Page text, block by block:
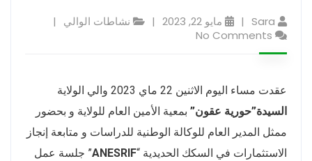
Sara مايو 22, 2023
نشاطات الوالي
No Comments
عقدت مساء اليوم الاثنين 22 ماي 2023 والي الولاية
السيدة”حورية عقون” بمعية الأمين العام للولاية و بحضور
ممثل المدير العام للوكالة الوطنية للدراسات و متابعة إنجاز
الاستثمارات في السكك الحديدية “ANESRIF” جلسة عمل